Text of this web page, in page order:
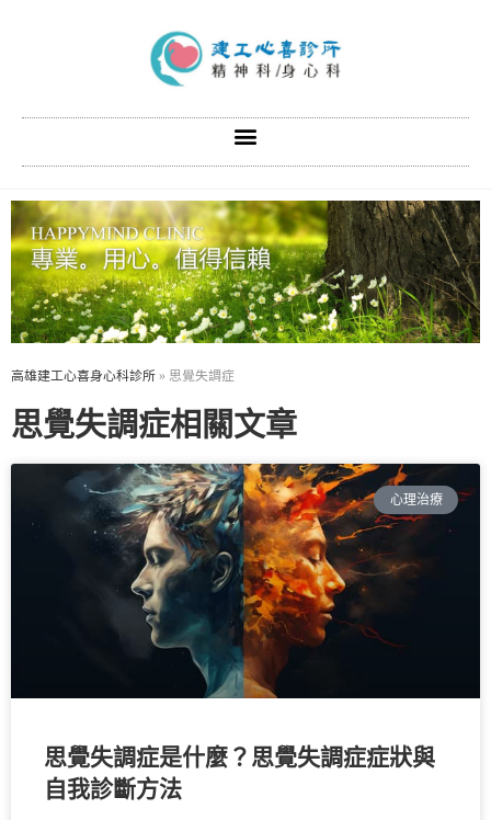
高雄建工心喜身心科診所 » 思覺失調症
思覺失調症相關文章
心理治療
思覺失調症是什麼？思覺失調症症狀與
自我診斷方法